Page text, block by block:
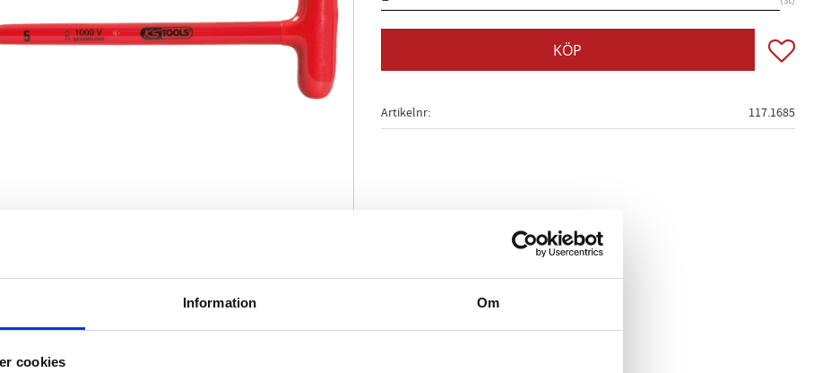
Information Om
cookies
KÖP Lägg
Artikelnr 117.1685